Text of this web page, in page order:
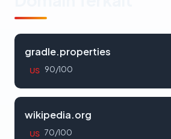
gradle.properties
US 90/100
wikipedia.org
US 70/100